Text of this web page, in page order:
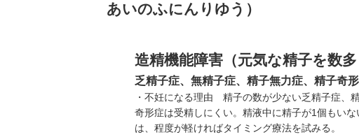
あいのふにんりゆう）
造精機能障害（元気な精子を数多
乏精子症、無精子症、精子無力症、精子奇
・不妊になる理由 精子の数が少ない乏精子症、
奇形症は受精しにくい。精液中に精子が1個もい
は、程度が軽ければタイミング療法を試みる。